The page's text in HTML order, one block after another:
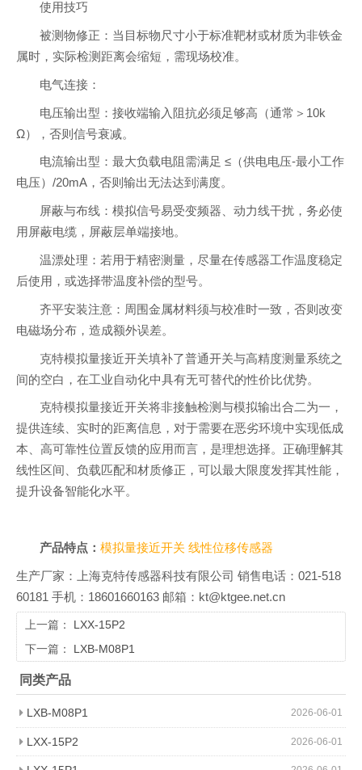
使用技巧
被测物修正：当目标物尺寸小于标准靶材或材质为非铁金
属时，实际检测距离会缩短，需现场校准。
电气连接：
电压输出型：接收端输入阻抗必须足够高（通常＞10k
Ω），否则信号衰减。
电流输出型：最大负载电阻需满足 ≤（供电电压-最小工作
电压）/20mA，否则输出无法达到满度。
屏蔽与布线：模拟信号易受变频器、动力线干扰，务必使
用屏蔽电缆，屏蔽层单端接地。
温漂处理：若用于精密测量，尽量在传感器工作温度稳定
后使用，或选择带温度补偿的型号。
齐平安装注意：周围金属材料须与校准时一致，否则改变
电磁场分布，造成额外误差。
克特模拟量接近开关填补了普通开关与高精度测量系统之
间的空白，在工业自动化中具有无可替代的性价比优势。
克特模拟量接近开关将非接触检测与模拟输出合二为一，
提供连续、实时的距离信息，对于需要在恶劣环境中实现低成
本、高可靠性位置反馈的应用而言，是理想选择。正确理解其
线性区间、负载匹配和材质修正，可以最大限度发挥其性能，
提升设备智能化水平。
产品特点：模拟量接近开关线性位移传感器
生产厂家：上海克特传感器科技有限公司 销售电话：021-518
60181 手机：18601660163 邮箱：kt@ktgee.net.cn
上一篇： LXX-15P2
下一篇： LXB-M08P1
同类产品
2026-06-01
LXB-M08P1
2026-06-01
LXX-15P2